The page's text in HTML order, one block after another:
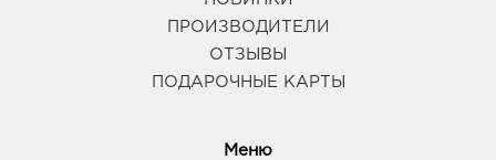
ПРОИЗВОДИТЕЛИ
ОТЗЫВЫ
ПОДАРОЧНЫЕ КАРТЫ
Меню